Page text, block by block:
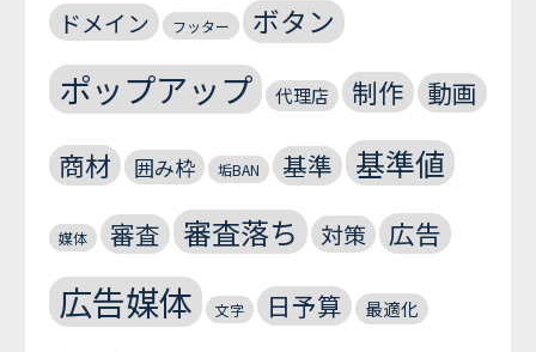
ドメイン フッター ボタン
ポップアップ 代理店 制作 動画
商材 囲み枠 垢BAN 基準 基準値
媒体 審査 審査落ち 対策 広告
広告媒体 文字 日予算 最適化